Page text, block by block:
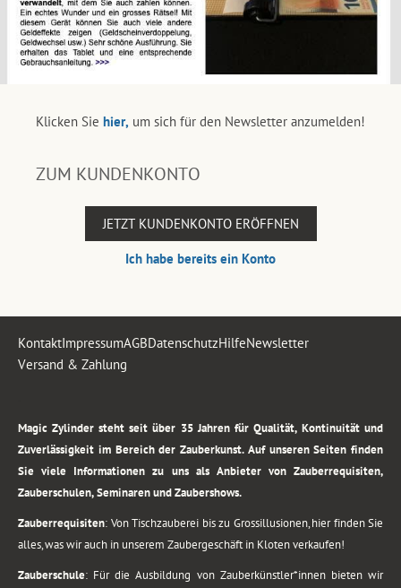
Klicken Sie hier, um sich für den Newsletter anzumelden!
ZUM KUNDENKONTO
JETZT KUNDENKONTO ERÖFFNEN
Ich habe bereits ein Konto
KontaktImpressumAGBDatenschutzHilfeNewsletter
Versand & Zahlung
Magic Zylinder steht seit über 35 Jahren für Qualität, Kontinuität und
Zuverlässigkeit im Bereich der Zauberkunst. Auf unseren Seiten finden
Sie viele Informationen zu uns als Anbieter von Zauberrequisiten,
Zauberschulen, Seminaren und Zaubershows.
Zauberrequisiten: Von Tischzauberei bis zu Grossillusionen, hier finden Sie
alles, was wir auch in unserem Zaubergeschäft in Kloten verkaufen!
Zauberschule: Für die Ausbildung von Zauberkünstler*innen bieten wir